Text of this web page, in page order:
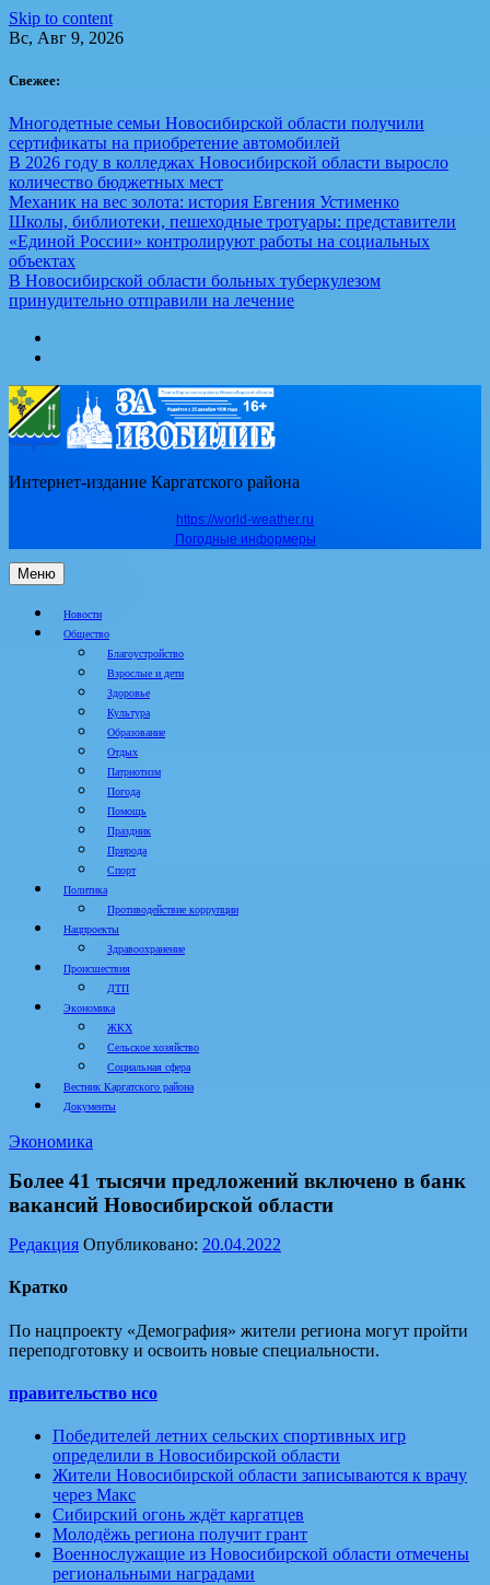
Skip to content
Вс, Авг 9, 2026
Свежее:
Многодетные семьи Новосибирской области получили
сертификаты на приобретение автомобилей
В 2026 году в колледжах Новосибирской области выросло
количество бюджетных мест
Механик на вес золота: история Евгения Устименко
Школы, библиотеки, пешеходные тротуары: представители
«Единой России» контролируют работы на социальных
объектах
В Новосибирской области больных туберкулезом
принудительно отправили на лечение
Интернет-издание Каргатского района
https://world-weather.ru
Погодные информеры
Меню
Новости
Общество
Благоустройство
Взрослые и дети
Здоровье
Культура
Образование
Отдых
Патриотизм
Погода
Помощь
Праздник
Природа
Спорт
Политика
Противодействие коррупции
Нацпроекты
Здравоохранение
Происшествия
ДТП
Экономика
ЖКХ
Сельское хозяйство
Социальная сфера
Вестник Каргатского района
Документы
Экономика
Более 41 тысячи предложений включено в банк
вакансий Новосибирской области
Редакция Опубликовано: 20.04.2022
Кратко
По нацпроекту «Демография» жители региона могут пройти
переподготовку и освоить новые специальности.
правительство нсо
Победителей летних сельских спортивных игр
определили в Новосибирской области
Жители Новосибирской области записываются к врачу
через Макс
Сибирский огонь ждёт каргатцев
Молодёжь региона получит грант
Военнослужащие из Новосибирской области отмечены
региональными наградами